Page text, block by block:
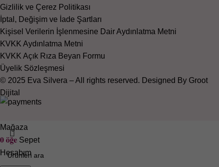
Gizlilik ve Çerez Politikası
İptal, Değişim ve İade Şartları
Kişisel Verilerin İşlenmesine Dair Aydınlatma Metni
KVKK Aydınlatma Metni
KVKK Açık Rıza Beyan Formu
Üyelik Sözleşmesi
© 2025 Eva Silvera – All rights reserved. Designed By Groot
Dijital
Mağaza
0öğe Sepet
Hesabım